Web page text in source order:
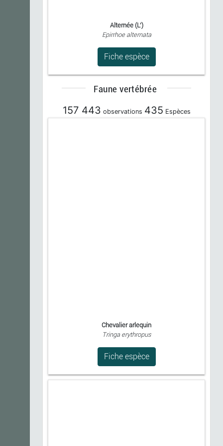
Alternée (L')
Epirrhoe alternata
Fiche espèce
Faune vertébrée
157 443 observations 435 Espèces
Chevalier arlequin
Tringa erythropus
Fiche espèce